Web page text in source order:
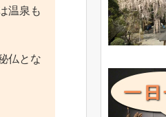
温泉も
仏とな